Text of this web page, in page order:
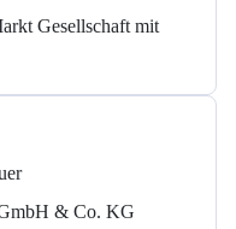
Gesellschaft mit
& Co. KG